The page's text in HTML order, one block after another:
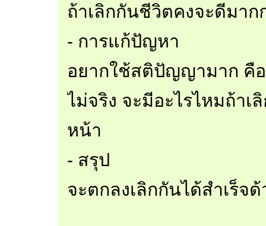
ถ้าเลิกกันชีวิตคงจะดีมาก
- การแก้ปัญหา
อยากใช้สติปัญญามาก คือ
ไม่จริง จะมีอะไรไหมถ้า
หน้า
- สรุป
จะตกลงเลิกกันได้สำเร็จ